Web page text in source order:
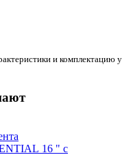
и комплектацию у
16 " с